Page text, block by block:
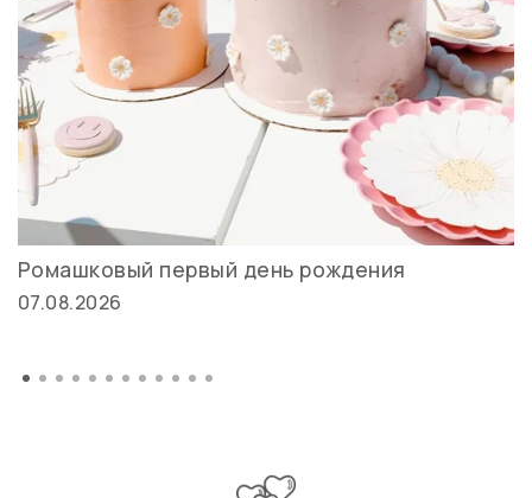
Ромашковый первый день рождения
07.08.2026